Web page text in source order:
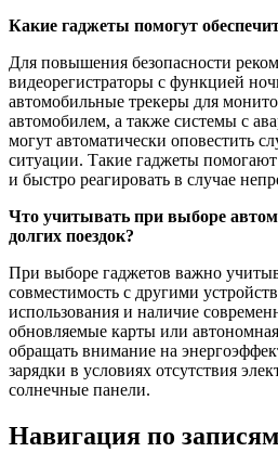
Какие гаджеты помогут
Для повышения безопасности
видеорегистраторы с функцией
автомобильные трекеры для
автомобилем, а также системы с
могут автоматически оповестить
ситуации. Такие гаджеты
и быстро реагировать в случае
Что учитывать при выборе
долгих поездок?
При выборе гаджетов важно
совместимость с другими
использования и наличие
обновляемые карты или
обращать внимание на
зарядки в условиях отсутствия
солнечные панели.
Навигация по записям